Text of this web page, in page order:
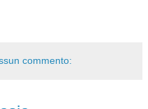
commento: